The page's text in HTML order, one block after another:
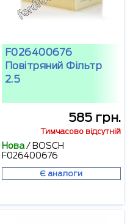
F026400676
Повітряний Фільтр
2.5
585 грн.
Тимчасово відсутній
Нова/ BOSCH
F026400676
Є аналоги